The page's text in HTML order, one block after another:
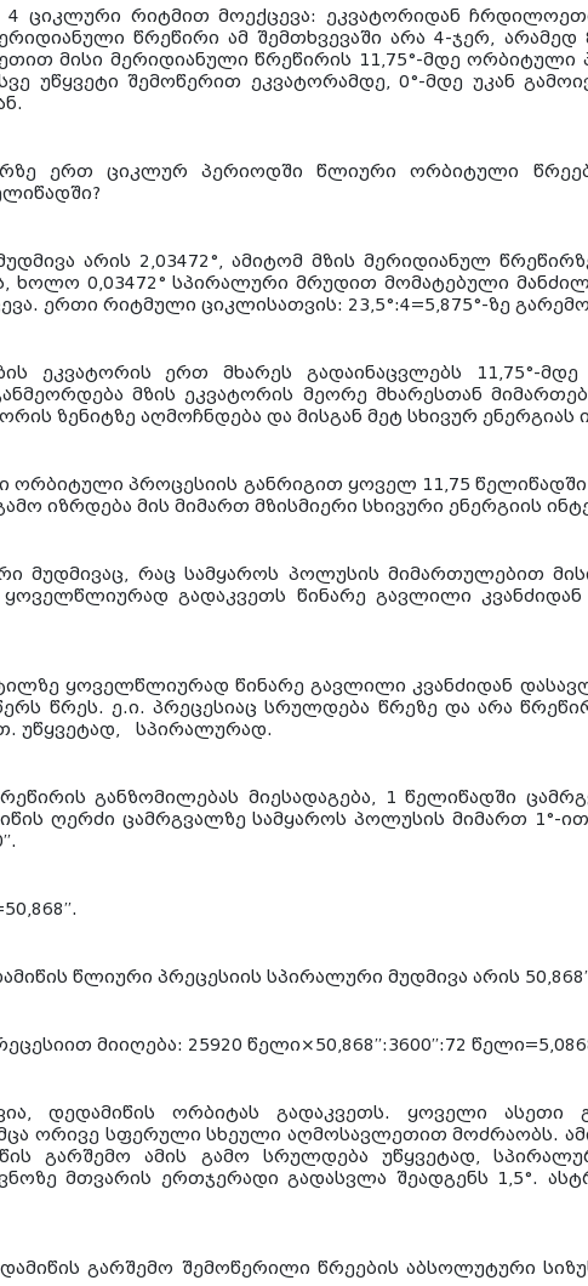
4 ციკლური რიტმით მოექცევა: ეკვატორიდან
წრეწირი ამ შემთხვევაში არა 4-ჯერ, არამედ
მისი მერიდიანული წრეწირის 11,75°-მდე ორბიტული
უწყვეტი შემოწერით ეკვატორამდე, 0°-მდე უკან
ერთ ციკლურ პერიოდში წლიური ორბიტული
არის 2,03472°, ამიტომ მზის მერიდიანულ
ხოლო 0,03472° სპირალური მრუდით მომატებული
ერთი რიტმული ციკლისათვის: 23,5°:4=5,875°-ზე
ეკვატორის ერთ მხარეს გადაინაცვლებს 11,75°-
მზის ეკვატორის მეორე მხარესთან
ზენიტზე აღმოჩნდება და მისგან მეტ სხივურ ენერგიას
ორბიტული პროცესიის განრიგით ყოველ 11,75 წელიწადში
იზრდება მის მიმართ მზისმიერი სხივური ენერგიის
მუდმივაც, რაც სამყაროს პოლუსის მიმართულებით
ყოველწლიურად გადაკვეთს წინარე გავლილი
ყოველწლიურად წინარე გავლილი კვანძიდან
წრეს. ე.ი. პრეცესიაც სრულდება წრეზე და არა
უწყვეტად, სპირალურად.
განზომილებას მიესადაგება, 1 წელიწადში
ღერძი ცამრგვალზე სამყაროს პოლუსის მიმართ 1°-
წლიური პრეცესიის სპირალური მუდმივა არის
მიიღება: 25920 წელი×50,868′′:3600′′:72
დედამიწის ორბიტას გადაკვეთს. ყოველი ასეთი
ორივე სფერული სხეული აღმოსავლეთით მოძრაობს.
გარშემო ამის გამო სრულდება უწყვეტად,
მთვარის ერთჯერადი გადასვლა შეადგენს 1,5°.
გარშემო შემოწერილი წრეების აბსოლუტური